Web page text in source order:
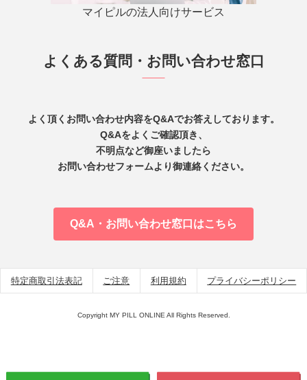
マイピルの法人向けサービス
よくある質問・お問い合わせ窓口
よく頂くお問い合わせ内容をQ&Aでお答えしております。
Q&Aをよくご確認頂き、
不明点など御座いましたら
お問い合わせフォームより御連絡ください。
Q&A・お問い合わせ窓口はこちら
特定商取引法表記 ご注意 利用規約 プライバシーポリシー
Copyright MY PILL ONLINE All Rights Reserved.